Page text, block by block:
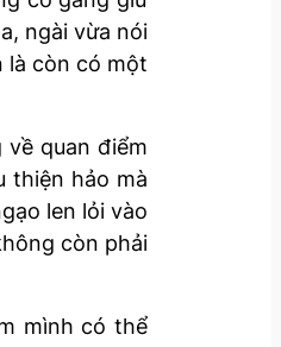
ngài vừa nói
là còn có một
quan điểm
thiện hảo mà
len lỏi vào
còn phải
mình có thể